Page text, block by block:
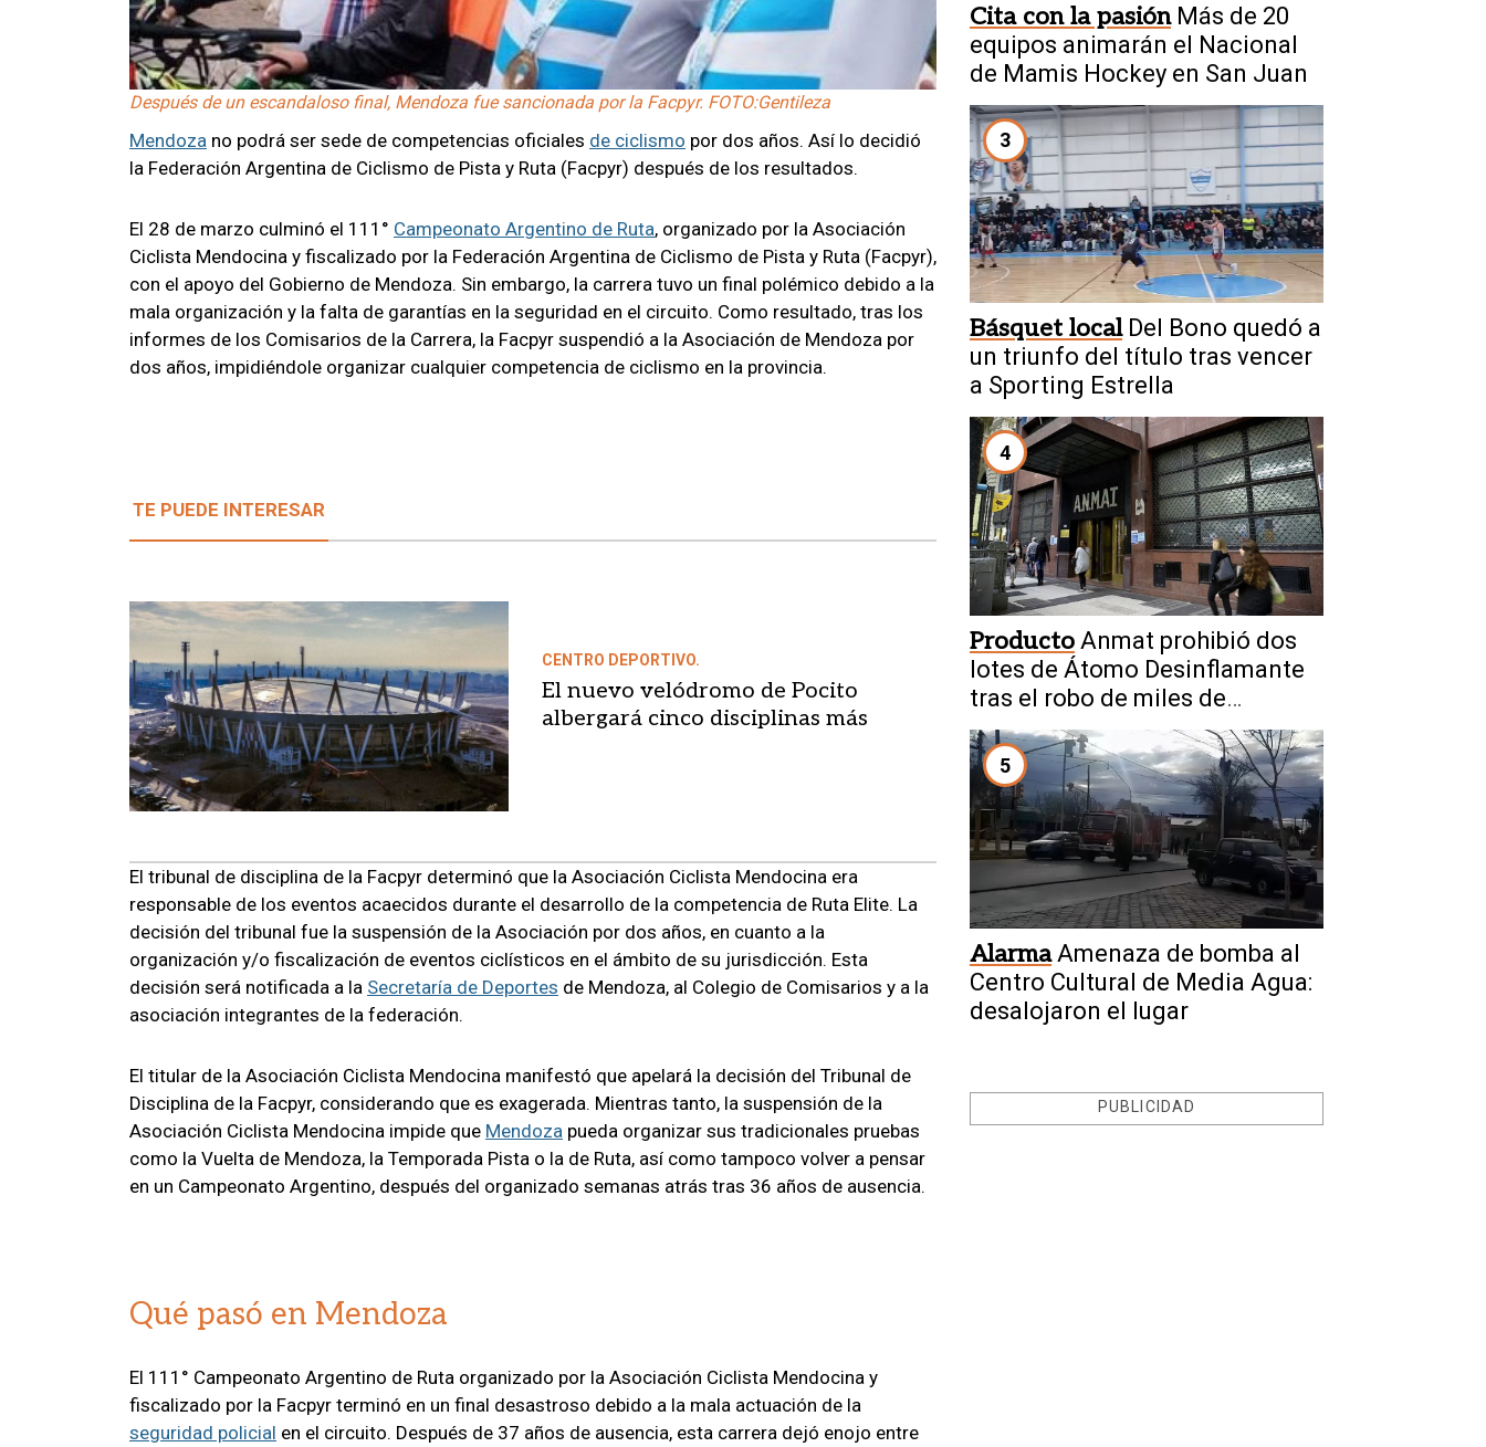
Después de un escandaloso final, Mendoza fue sancionada por la Facpyr. FOTO:Gentileza
Mendoza no podrá ser sede de competencias oficiales de ciclismo por dos años. Así lo decidió
la Federación Argentina de Ciclismo de Pista y Ruta (Facpyr) después de los resultados.
El 28 de marzo culminó el 111° Campeonato Argentino de Ruta, organizado por la Asociación
Ciclista Mendocina y fiscalizado por la Federación Argentina de Ciclismo de Pista y Ruta (Facpyr),
con el apoyo del Gobierno de Mendoza. Sin embargo, la carrera tuvo un final polémico debido a la
mala organización y la falta de garantías en la seguridad en el circuito. Como resultado, tras los
informes de los Comisarios de la Carrera, la Facpyr suspendió a la Asociación de Mendoza por
dos años, impidiéndole organizar cualquier competencia de ciclismo en la provincia.
TE PUEDE INTERESAR
CENTRO DEPORTIVO.
El nuevo velódromo de Pocito
albergará cinco disciplinas más
El tribunal de disciplina de la Facpyr determinó que la Asociación Ciclista Mendocina era
responsable de los eventos acaecidos durante el desarrollo de la competencia de Ruta Elite. La
decisión del tribunal fue la suspensión de la Asociación por dos años, en cuanto a la
organización y/o fiscalización de eventos ciclísticos en el ámbito de su jurisdicción. Esta
decisión será notificada a la Secretaría de Deportes de Mendoza, al Colegio de Comisarios y a la
asociación integrantes de la federación.
El titular de la Asociación Ciclista Mendocina manifestó que apelará la decisión del Tribunal de
Disciplina de la Facpyr, considerando que es exagerada. Mientras tanto, la suspensión de la
Asociación Ciclista Mendocina impide que Mendoza pueda organizar sus tradicionales pruebas
como la Vuelta de Mendoza, la Temporada Pista o la de Ruta, así como tampoco volver a pensar
en un Campeonato Argentino, después del organizado semanas atrás tras 36 años de ausencia.
Qué pasó en Mendoza
El 111° Campeonato Argentino de Ruta organizado por la Asociación Ciclista Mendocina y
fiscalizado por la Facpyr terminó en un final desastroso debido a la mala actuación de la
seguridad policial en el circuito. Después de 37 años de ausencia, esta carrera dejó enojo entre
Cita con la pasión Más de 20
equipos animarán el Nacional
de Mamis Hockey en San Juan
3
Básquet local Del Bono quedó a
un triunfo del título tras vencer
a Sporting Estrella
4
Producto Anmat prohibió dos
lotes de Átomo Desinflamante
tras el robo de miles de
unidades
5
Alarma Amenaza de bomba al
Centro Cultural de Media Agua:
desalojaron el lugar
PUBLICIDAD